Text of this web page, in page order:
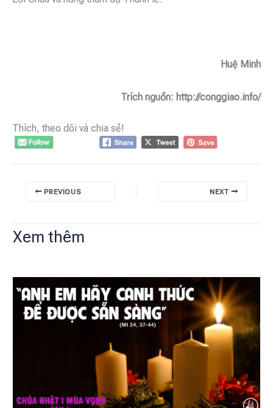
Huệ Minh
Trích nguồn: http://conggiao.info/
Thích, theo dõi và chia sẻ!
PREVIOUS NEXT
Xem thêm